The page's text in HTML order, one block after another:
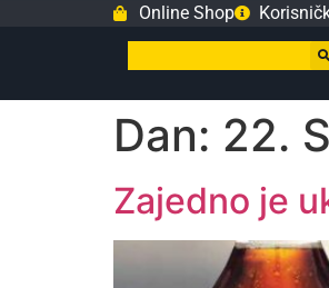
Online Shop
Dan: 22.
Zajedno je